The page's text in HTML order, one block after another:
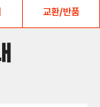
교환/반품